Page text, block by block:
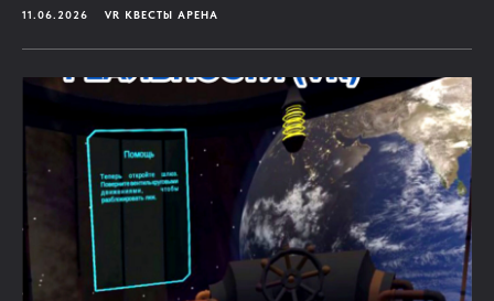
11.06.2026 VR КВЕСТЫ АРЕНА